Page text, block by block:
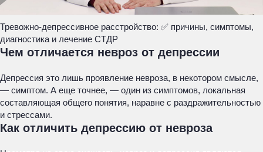
Тревожно-депрессивное расстройство: ✅ причины, симптомы,
диагностика и лечение СТДР
Чем отличается невроз от депрессии
Депрессия это лишь проявление невроза, в некотором смысле,
— симптом. А еще точнее, — один из симптомов, локальная
составляющая общего понятия, наравне с раздражительностью
и стрессами.
Как отличить депрессию от невроза